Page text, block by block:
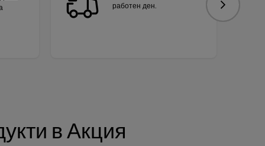
работен ден.
Следваща
в Акция